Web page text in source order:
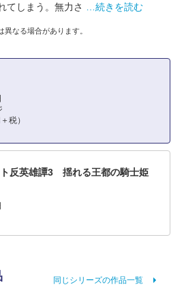
てしまう。無力さ
…続きを読む
なる場合があります。
税）
反英雄譚3 揺れる王都の騎士姫
同じシリーズの作品一覧